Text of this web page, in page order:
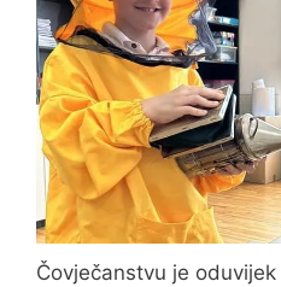
Čovječanstvu je